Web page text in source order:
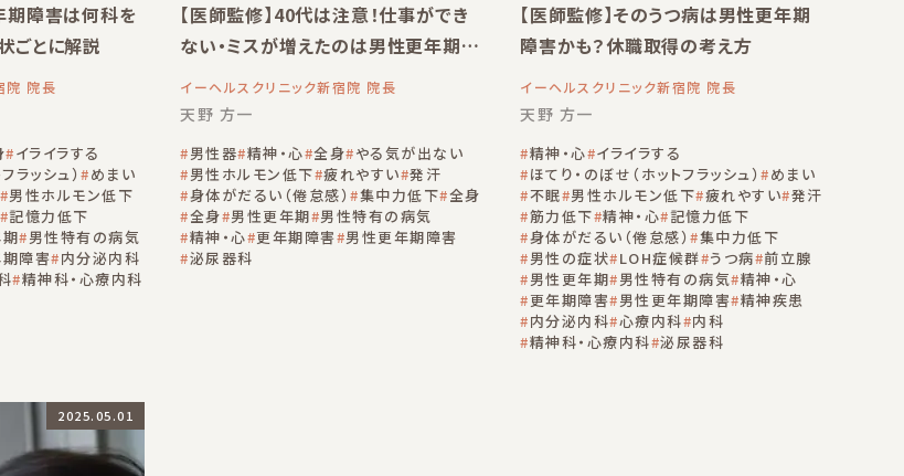
期障害は何科を
ごとに解説
院 院長
イライラする
ラッシュ）
めまい
男性ホルモン低下
記憶力低下
男性特有の病気
障害 内分泌内科
精神科・心療内科
【医師監修】40代は注意！仕事ができ
ない・ミスが増えたのは男性更年期障
害の疑いあり
イーヘルスクリニック新宿院 院長
天野 方一
男性器 精神・心 全身 やる気が出ない
男性ホルモン低下 疲れやすい 発汗
身体がだるい（倦怠感）
集中力低下 全身
全身 男性更年期 男性特有の病気
精神・心 更年期障害 男性更年期障害
泌尿器科
【医師監修】そのうつ病は男性更年期
障害かも？休職取得の考え方
イーヘルスクリニック新宿院 院長
天野 方一
精神・心 イライラする
ほてり・のぼせ（ホットフラッシュ）
めまい
不眠 男性ホルモン低下 疲れやすい 発汗
筋力低下 精神・心 記憶力低下
身体がだるい（倦怠感）
集中力低下
男性の症状 LOH症候群 うつ病 前立腺
男性更年期 男性特有の病気 精神・心
更年期障害 男性更年期障害 精神疾患
内分泌内科 心療内科 内科
精神科・心療内科 泌尿器科
2025.05.01